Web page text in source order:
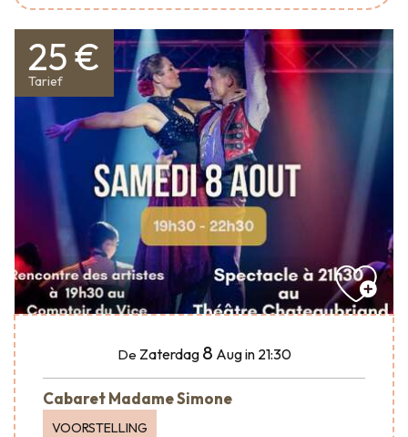
25 €
Tarief
De Zaterdag 8 Augin 21:30
Cabaret Madame Simone
VOORSTELLING